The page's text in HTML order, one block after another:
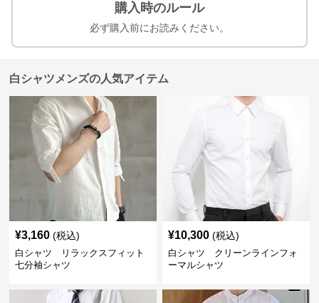
購入時のルール
必ず購入前にお読みください。
白シャツメンズの人気アイテム
¥3,160 (税込)
白シャツ リラックスフィット
七分袖シャツ
¥10,300 (税込)
白シャツ クリーンラインフォ
ーマルシャツ